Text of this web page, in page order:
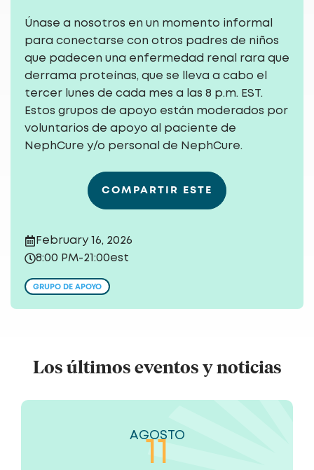
Únase a nosotros en un momento informal
para conectarse con otros padres de niños
que padecen una enfermedad renal rara que
derrama proteínas, que se lleva a cabo el
tercer lunes de cada mes a las 8 p.m. EST.
Estos grupos de apoyo están moderados por
voluntarios de apoyo al paciente de
NephCure y/o personal de NephCure.
COMPARTIR ESTE
February 16, 2026
8:00 PM-21:00est
GRUPO DE APOYO
Los últimos eventos y noticias
AGOSTO
11